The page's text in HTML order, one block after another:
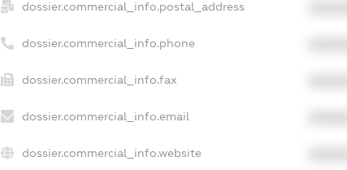
dossier.commercial_info.postal_address
dossier.commercial_info.phone
dossier.commercial_info.fax
dossier.commercial_info.email
dossier.commercial_info.website